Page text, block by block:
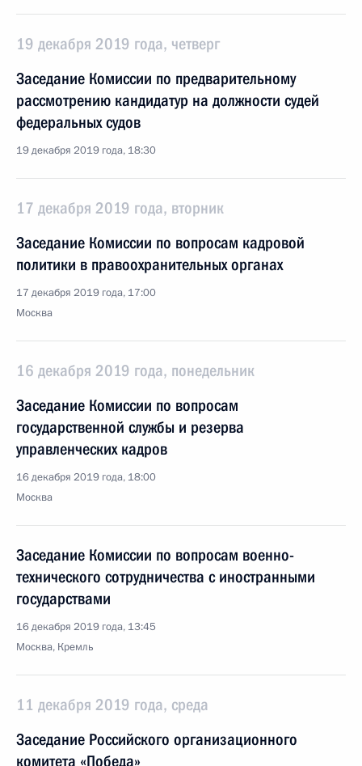
19 декабря 2019 года, четверг
Заседание Комиссии по предварительному
рассмотрению кандидатур на должности судей
федеральных судов
19 декабря 2019 года, 18:30
17 декабря 2019 года, вторник
Заседание Комиссии по вопросам кадровой
политики в правоохранительных органах
17 декабря 2019 года, 17:00
Москва
16 декабря 2019 года, понедельник
Заседание Комиссии по вопросам
государственной службы и резерва
управленческих кадров
16 декабря 2019 года, 18:00
Москва
Заседание Комиссии по вопросам военно-
технического сотрудничества с иностранными
государствами
16 декабря 2019 года, 13:45
Москва, Кремль
11 декабря 2019 года, среда
Заседание Российского организационного
комитета «Победа»